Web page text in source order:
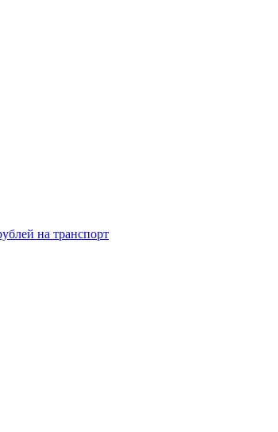
на транспорт